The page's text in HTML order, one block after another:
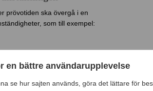
en bättre användarupplevelse
se hur sajten används, göra det lättare för
prövotiden ska övergå i en
som till exempel:
går anställningen automatiskt över
arbetstagare säga upp dig utan